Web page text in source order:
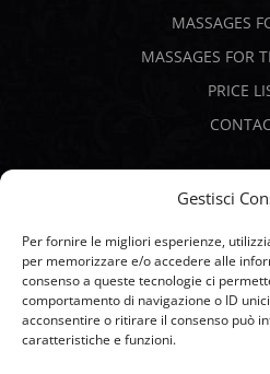
Gestisci
Per fornire le migliori esperienze,
per memorizzare e/o accedere alle
consenso a queste tecnologie ci
comportamento di navigazione o ID
acconsentire o ritirare il consenso può
caratteristiche e funzioni.
MASSAGES
MASSAGES FOR
PRICE